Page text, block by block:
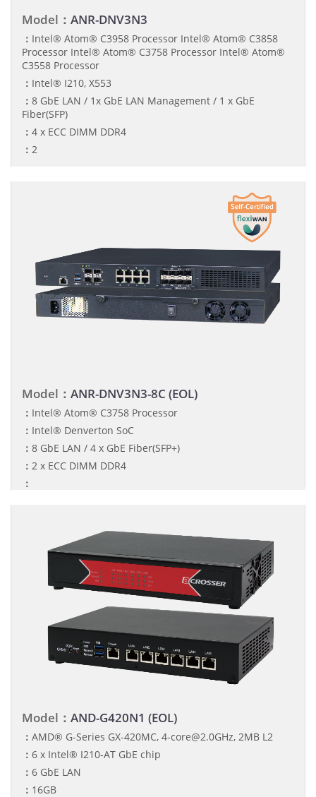
Model： ANR-DNV3N3
： Intel® Atom® C3958 Processor Intel® Atom® C3858
Processor Intel® Atom® C3758 Processor Intel® Atom®
C3558 Processor
： Intel® I210, X553
： 8 GbE LAN / 1x GbE LAN Management / 1 x GbE
Fiber(SFP)
： 4 x ECC DIMM DDR4
： 2
Model： ANR-DNV3N3-8C (EOL)
： Intel® Atom® C3758 Processor
： Intel® Denverton SoC
： 8 GbE LAN / 4 x GbE Fiber(SFP+)
： 2 x ECC DIMM DDR4
：
Model： AND-G420N1 (EOL)
： AMD® G-Series GX-420MC, 4-core@2.0GHz, 2MB L2
： 6 x Intel® I210-AT GbE chip
： 6 GbE LAN
： 16GB